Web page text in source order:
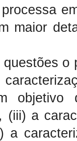
maior
objetivo
(iii) a
a